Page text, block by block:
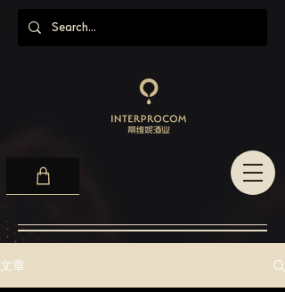
文章